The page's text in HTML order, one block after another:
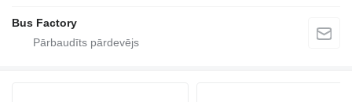
Bus Factory